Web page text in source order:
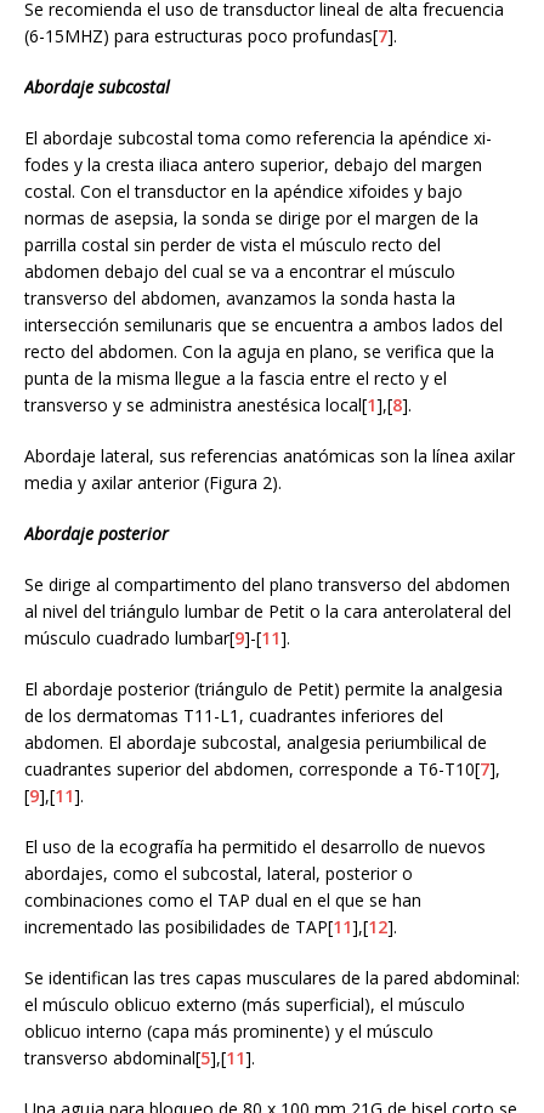
Se recomienda el uso de transductor lineal de alta frecuencia
(6-15MHZ) para estructuras poco profundas[7].
Abordaje subcostal
El abordaje subcostal toma como referencia la apéndice xi-
fodes y la cresta iliaca antero superior, debajo del margen
costal. Con el transductor en la apéndice xifoides y bajo
normas de asepsia, la sonda se dirige por el margen de la
parrilla costal sin perder de vista el músculo recto del
abdomen debajo del cual se va a encontrar el músculo
transverso del abdomen, avanzamos la sonda hasta la
intersección semilunaris que se encuentra a ambos lados del
recto del abdomen. Con la aguja en plano, se verifica que la
punta de la misma llegue a la fascia entre el recto y el
transverso y se administra anestésica local[1],[8].
Abordaje lateral, sus referencias anatómicas son la línea axilar
media y axilar anterior (Figura 2).
Abordaje posterior
Se dirige al compartimento del plano transverso del abdomen
al nivel del triángulo lumbar de Petit o la cara anterolateral del
músculo cuadrado lumbar[9]-[11].
El abordaje posterior (triángulo de Petit) permite la analgesia
de los dermatomas T11-L1, cuadrantes inferiores del
abdomen. El abordaje subcostal, analgesia periumbilical de
cuadrantes superior del abdomen, corresponde a T6-T10[7],
[9],[11].
El uso de la ecografía ha permitido el desarrollo de nuevos
abordajes, como el subcostal, lateral, posterior o
combinaciones como el TAP dual en el que se han
incrementado las posibilidades de TAP[11],[12].
Se identifican las tres capas musculares de la pared abdominal:
el músculo oblicuo externo (más superficial), el músculo
oblicuo interno (capa más prominente) y el músculo
transverso abdominal[5],[11].